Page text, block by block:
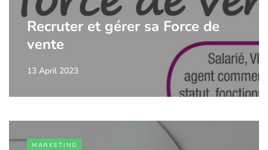
Recruter et gérer sa Force de
vente
13 April 2023
MARKETING